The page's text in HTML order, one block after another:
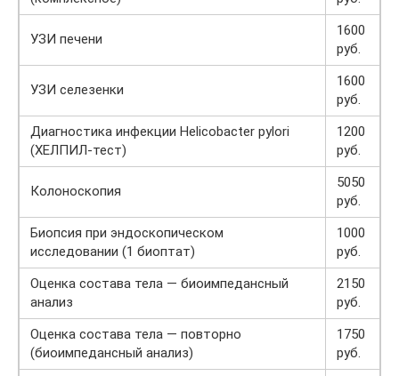
УЗИ печени
1600
руб.
УЗИ селезенки
1600
руб.
Диагностика инфекции Helicobacter pylori
(ХЕЛПИЛ-тест)
1200
руб.
Колоноскопия
5050
руб.
Биопсия при эндоскопическом
исследовании (1 биоптат)
1000
руб.
Оценка состава тела — биоимпедансный
анализ
2150
руб.
Оценка состава тела — повторно
(биоимпедансный анализ)
1750
руб.